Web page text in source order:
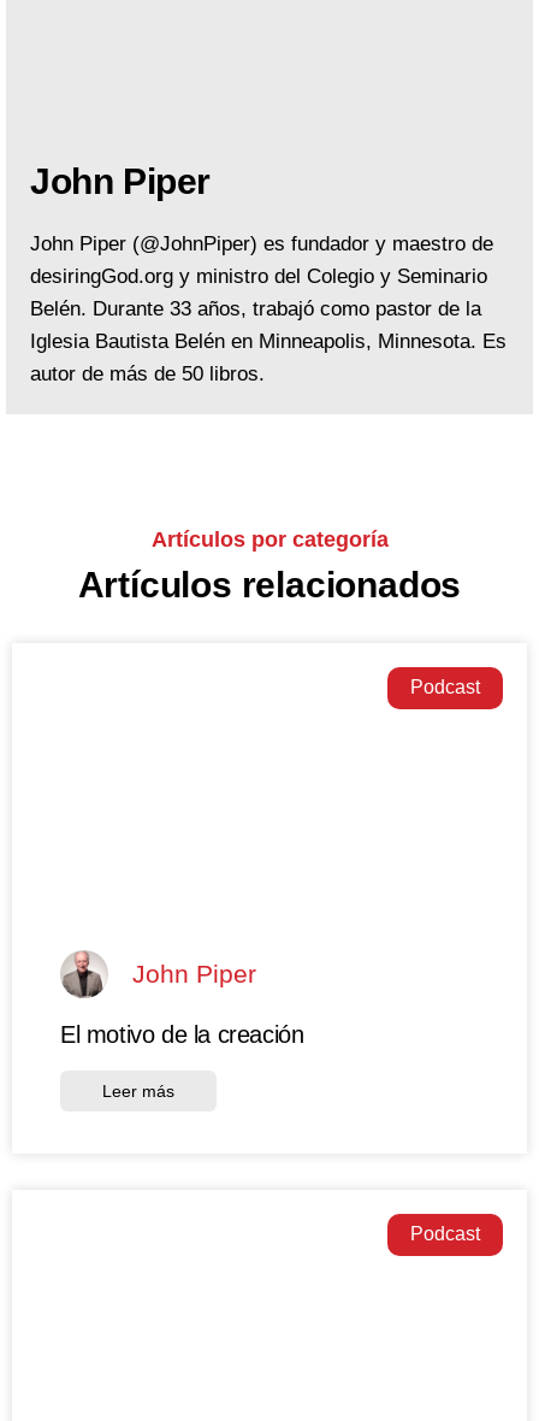
John Piper
John Piper (@JohnPiper) es fundador y maestro de
desiringGod.org y ministro del Colegio y Seminario
Belén. Durante 33 años, trabajó como pastor de la
Iglesia Bautista Belén en Minneapolis, Minnesota. Es
autor de más de 50 libros.
Artículos por categoría
Artículos relacionados
Podcast
John Piper
El motivo de la creación
Leer más
Podcast